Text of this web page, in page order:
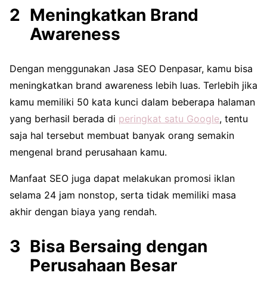
Meningkatkan Brand
Awareness
Dengan menggunakan Jasa SEO Denpasar, kamu bisa
meningkatkan brand awareness lebih luas. Terlebih jika
kamu memiliki 50 kata kunci dalam beberapa halaman
yang berhasil berada di peringkat satu Google, tentu
saja hal tersebut membuat banyak orang semakin
mengenal brand perusahaan kamu.
Manfaat SEO juga dapat melakukan promosi iklan
selama 24 jam nonstop, serta tidak memiliki masa
akhir dengan biaya yang rendah.
Bisa Bersaing dengan
Perusahaan Besar